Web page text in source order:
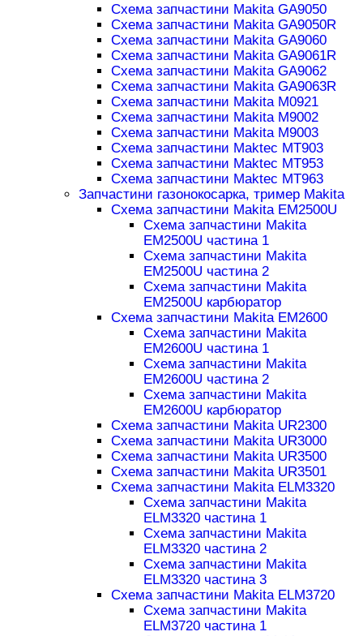
Схема запчастини Makita GA9050
Схема запчастини Makita GA9050R
Схема запчастини Makita GA9060
Схема запчастини Makita GA9061R
Схема запчастини Makita GA9062
Схема запчастини Makita GA9063R
Схема запчастини Makita M0921
Схема запчастини Makita M9002
Схема запчастини Makita M9003
Схема запчастини Maktec MT903
Схема запчастини Maktec MT953
Схема запчастини Maktec MT963
Запчастини газонокосарка, тример Makita
Схема запчастини Makita EM2500U
Схема запчастини Makita
EM2500U частина 1
Схема запчастини Makita
EM2500U частина 2
Схема запчастини Makita
EM2500U карбюратор
Схема запчастини Makita EM2600
Схема запчастини Makita
EM2600U частина 1
Схема запчастини Makita
EM2600U частина 2
Схема запчастини Makita
EM2600U карбюратор
Схема запчастини Makita UR2300
Схема запчастини Makita UR3000
Схема запчастини Makita UR3500
Схема запчастини Makita UR3501
Схема запчастини Makita ELM3320
Схема запчастини Makita
ELM3320 частина 1
Схема запчастини Makita
ELM3320 частина 2
Схема запчастини Makita
ELM3320 частина 3
Схема запчастини Makita ELM3720
Схема запчастини Makita
ELM3720 частина 1